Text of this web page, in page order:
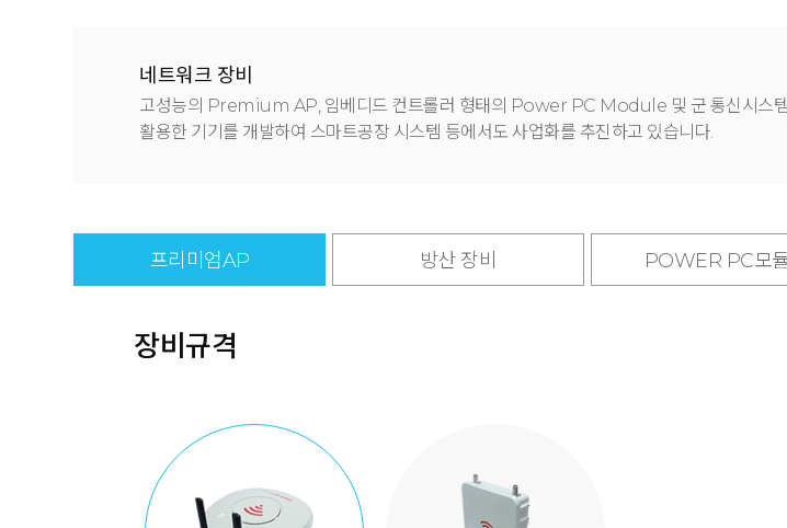
네트워크 장비
고성능의 Premium AP, 임베디드 컨트롤러 형태의 Power PC Module 및 군 통신시스템
활용한 기기를 개발하여 스마트공장 시스템 등에서도 사업화를 추진하고 있습니다.
프리미엄AP 방산 장비 POWER PC모
장비규격